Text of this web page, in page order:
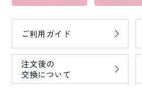
ご利用ガイド
注文後の
交換について